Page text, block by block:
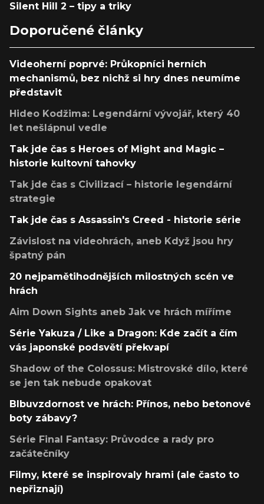
Silent Hill 2 – tipy a triky
Doporučené články
Videoherní poprvé: Průkopníci herních
mechanismů, bez nichž si hry dnes neumíme
představit
Hideo Kodžima: Legendární vývojář, který 40
let nešlápnul vedle
Tak jde čas s Heroes of Might and Magic –
historie kultovní tahovky
Tak jde čas s Civilizací – historie legendární
strategie
Tak jde čas s Assassin's Creed - historie série
Závislost na videohrách, aneb Když jsou hry
špatný pán
20 nejpamětihodnějších milostných scén ve
hrách
Aim Down Sights aneb Jak ve hrách míříme
Série Yakuza / Like a Dragon: Kde začít a čím
vás japonské podsvětí překvapí
Shadow of the Colossus: Mistrovské dílo, které
se jen tak nebude opakovat
Blbuvzdornost ve hrách: Přínos, nebo betonové
boty zábavy?
Série Final Fantasy: Průvodce a rady pro
začátečníky
Filmy, které se inspirovaly hrami (ale často to
nepřiznají)